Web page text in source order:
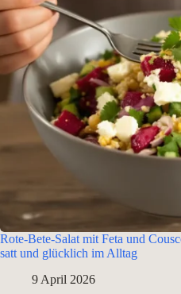
Rote-Bete-Salat mit Feta und
satt und glücklich im Alltag
9 April 2026